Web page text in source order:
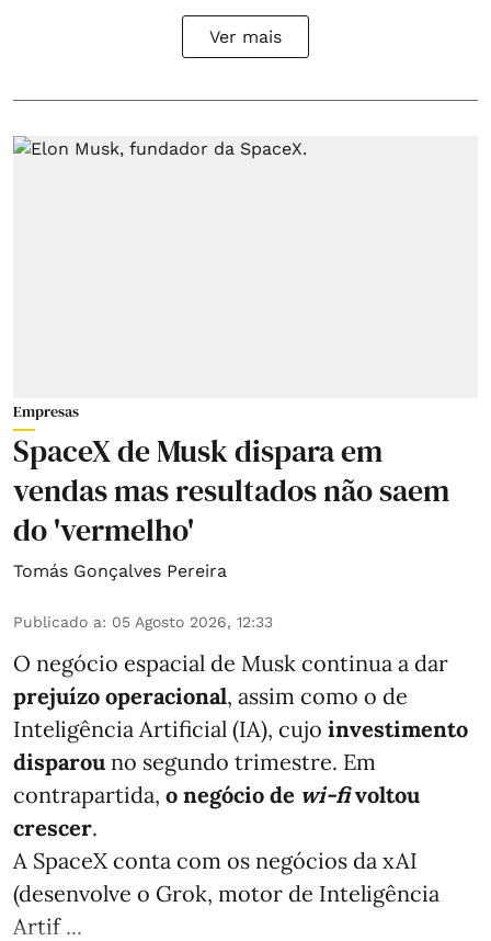
Ver mais
Empresas
SpaceX de Musk dispara em
vendas mas resultados não saem
do 'vermelho'
Tomás Gonçalves Pereira
Publicado a: 05 Agosto 2026, 12:33
O negócio espacial de Musk continua a dar
prejuízo operacional, assim como o de
Inteligência Artificial (IA), cujo investimento
disparou no segundo trimestre. Em
contrapartida, o negócio de wi-fivoltou
crescer.
A SpaceX conta com os negócios da xAI
(desenvolve o Grok, motor de Inteligência
Artif ...